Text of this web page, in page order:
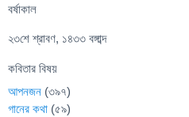
বর্ষাকাল
২৩শে শ্রাবণ, ১৪৩৩ বঙ্গাব্দ
কবিতার বিষয়
আপনজন (৩৯৭)
গানের কথা (৫৯)